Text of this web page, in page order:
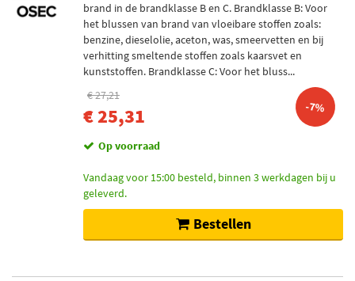
brand in de brandklasse B en C. Brandklasse B: Voor
het blussen van brand van vloeibare stoffen zoals:
benzine, dieselolie, aceton, was, smeervetten en bij
verhitting smeltende stoffen zoals kaarsvet en
kunststoffen. Brandklasse C: Voor het bluss...
€ 27,21
€ 25,31 -7%
Op voorraad
Vandaag voor 15:00 besteld, binnen 3 werkdagen bij u
geleverd.
Bestellen